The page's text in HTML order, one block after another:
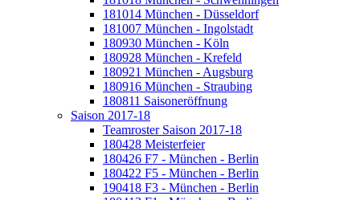
181014 München - Düsseldorf
181007 München - Ingolstadt
180930 München - Köln
180928 München - Krefeld
180921 München - Augsburg
180916 München - Straubing
180811 Saisoneröffnung
Saison 2017-18
Teamroster Saison 2017-18
180428 Meisterfeier
180426 F7 - München - Berlin
180422 F5 - München - Berlin
190418 F3 - München - Berlin